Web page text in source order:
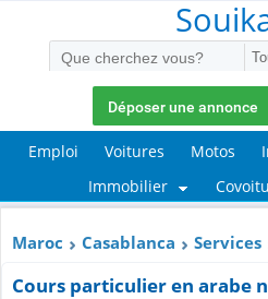
Déposer une annonce
Emploi Voitures Motos
Immobilier
Maroc Casablanca Services
Cours particulier en arabe